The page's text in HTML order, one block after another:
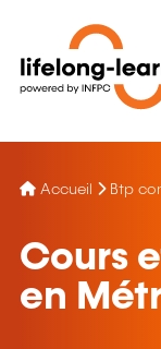
Accueil Btp
Cours
en